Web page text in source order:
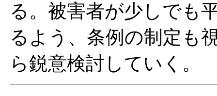
る。被害者が少しでも
るよう、条例の制定も
ら鋭意検討していく。